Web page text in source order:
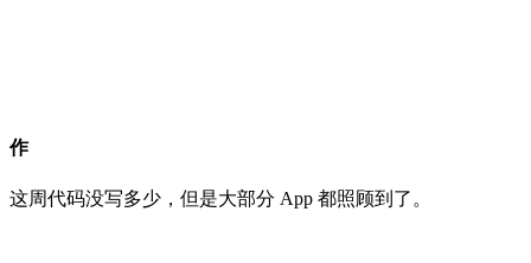
作
这周代码没写多少，但是大部分 App 都照顾到了。